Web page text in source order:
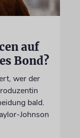
auf
Bond?
wer der
bald.
Johnson